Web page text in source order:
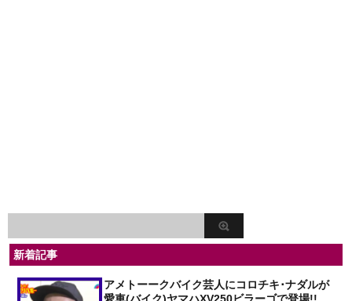
新着記事
アメトーークバイク芸人にコロチキ･ナダルが